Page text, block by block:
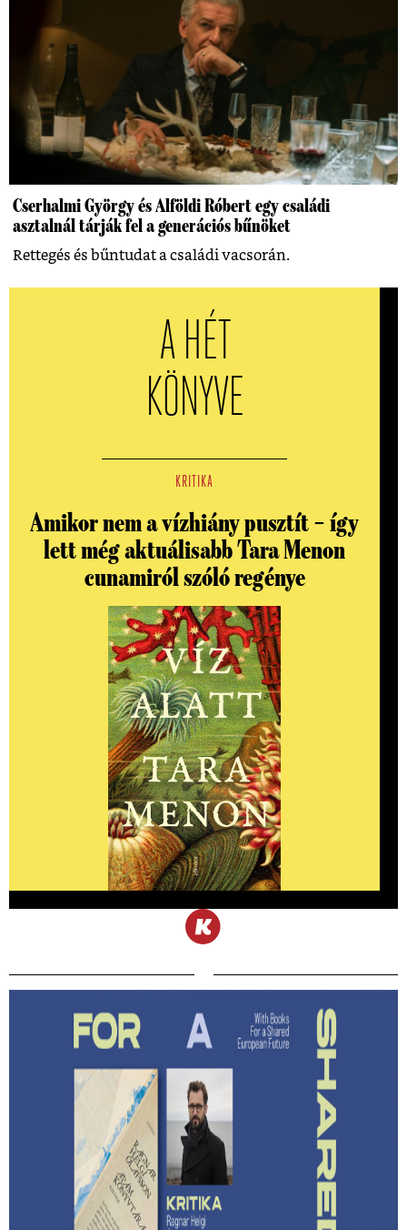
Cserhalmi György és Alföldi Róbert egy családi
asztalnál tárják fel a generációs bűnöket
Rettegés és bűntudat a családi vacsorán.
A HÉT
KÖNYVE
KRITIKA
Amikor nem a vízhiány pusztít – így
lett még aktuálisabb Tara Menon
cunamiról szóló regénye